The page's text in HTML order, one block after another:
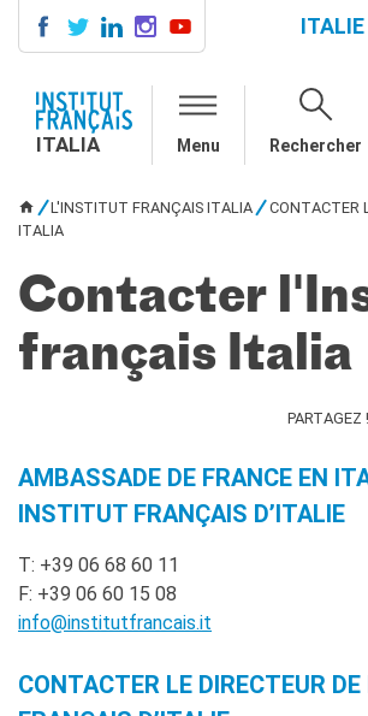
COURS DE FRANÇAIS
LE MONDE SCOLAIRE
Francofonia
Studenti
Formation professionnelle
France-Italie
SPECTACLE VIVANT ET
La festa della musica
Nouveau Grand Tour
Exaequa
CINÉMA ET AUDIOVISUEL
Fuori Sala
Rendez-vous
ITALIE
ITALIA Menu Rechercher
VOUS ÊTES ICI
L'INSTITUT FRANÇAIS ITALIA
CONTACTER
ITALIA
Contacter
français Italia
PARTAGEZ !
AMBASSADE DE FRANCE EN
INSTITUT FRANÇAIS D’ITALIE
T: +39 06 68 60 11
F: +39 06 60 15 08
info@institutfrancais.it
CONTACTER LE DIRECTEUR